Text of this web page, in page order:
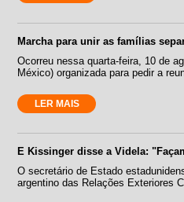
Marcha para unir as famílias
Ocorreu nessa quarta-feira, 10 de
México) organizada para pedir a
LER MAIS
E Kissinger disse a Videla:
O secretário de Estado
argentino das Relações Exteriores